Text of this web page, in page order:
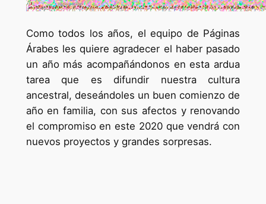
Como todos los años, el equipo de Páginas
Árabes les quiere agradecer el haber pasado
un año más acompañándonos en esta ardua
tarea que es difundir nuestra cultura
ancestral, deseándoles un buen comienzo de
año en familia, con sus afectos y renovando
el compromiso en este 2020 que vendrá con
nuevos proyectos y grandes sorpresas.